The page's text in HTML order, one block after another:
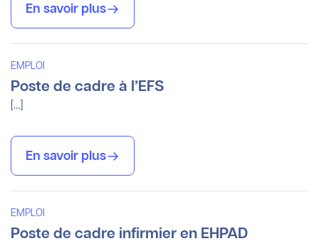
En savoir plus
EMPLOI
Poste de cadre à l’EFS
[…]
En savoir plus
EMPLOI
Poste de cadre infirmier en EHPAD